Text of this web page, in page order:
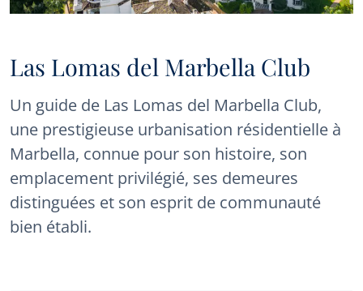
Las Lomas del Marbella Club
Un guide de Las Lomas del Marbella Club,
une prestigieuse urbanisation résidentielle à
Marbella, connue pour son histoire, son
emplacement privilégié, ses demeures
distinguées et son esprit de communauté
bien établi.